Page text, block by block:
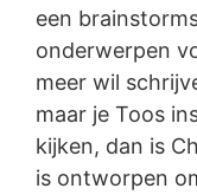
een
onderwerpen
meer wil
maar je Toos
kijken, dan is
is ontworpen